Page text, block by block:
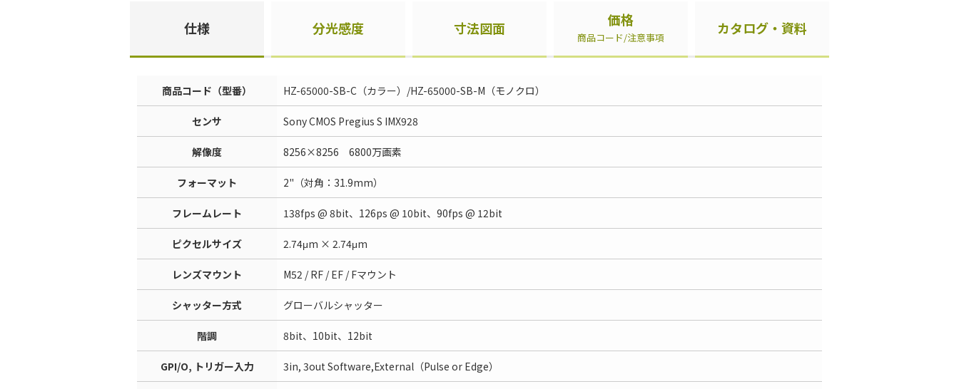
仕様 分光感度 寸法図面 価格
商品コード/注意事項
カタログ・資料
商品コード（型番） HZ-65000-SB-C（カラー）/HZ-65000-SB-M（モノクロ）
センサ Sony CMOS Pregius S IMX928
解像度 8256×8256 6800万画素
フォーマット 2"（対角：31.9mm）
フレームレート 138fps @ 8bit、126ps @ 10bit、90fps @ 12bit
ピクセルサイズ 2.74μm × 2.74μm
レンズマウント M52 / RF / EF / Fマウント
シャッター方式 グローバルシャッター
階調 8bit、10bit、12bit
GPI/O, トリガー入力 3in, 3out Software,External（Pulse or Edge）